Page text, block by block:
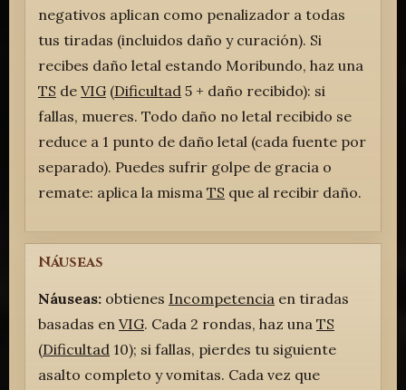
negativos aplican como penalizador a todas
tus tiradas (incluidos daño y curación). Si
recibes daño letal estando Moribundo, haz una
TS de VIG(Dificultad5 + daño recibido): si
fallas, mueres. Todo daño no letal recibido se
reduce a 1 punto de daño letal (cada fuente por
separado). Puedes sufrir golpe de gracia o
remate: aplica la misma TS que al recibir daño.
Náuseas
Náuseas:obtienes Incompetenciaen tiradas
basadas en VIG. Cada 2 rondas, haz una TS
(Dificultad10); si fallas, pierdes tu siguiente
asalto completo y vomitas. Cada vez que